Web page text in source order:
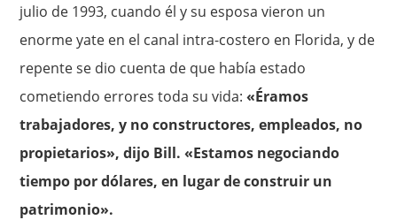
julio de 1993, cuando él y su esposa vieron un
enorme yate en el canal intra-costero en Florida, y de
repente se dio cuenta de que había estado
cometiendo errores toda su vida:«Éramos
trabajadores, y no constructores, empleados, no
propietarios», dijo Bill. «Estamos negociando
tiempo por dólares, en lugar de construir un
patrimonio».